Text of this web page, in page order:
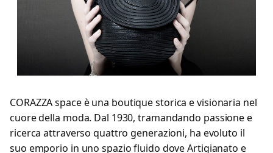
CORAZZA space è una boutique storica e visionaria nel
cuore della moda. Dal 1930, tramandando passione e
ricerca attraverso quattro generazioni, ha evoluto il
suo emporio in uno spazio fluido dove Artigianato e